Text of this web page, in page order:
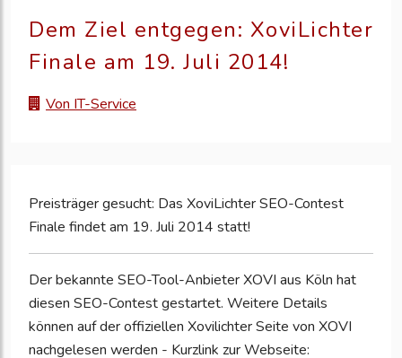
Dem Ziel entgegen: XoviLichter
Finale am 19. Juli 2014!
Von IT-Service
Preisträger gesucht: Das XoviLichter SEO-Contest
Finale findet am 19. Juli 2014 statt!
Der bekannte SEO-Tool-Anbieter XOVI aus Köln hat
diesen SEO-Contest gestartet. Weitere Details
können auf der offiziellen Xovilichter Seite von XOVI
nachgelesen werden - Kurzlink zur Webseite: